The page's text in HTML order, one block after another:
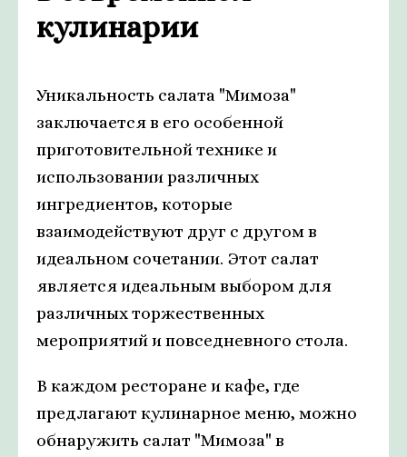
кулинарии
Уникальность салата "Мимоза"
заключается в его особенной
приготовительной технике и
использовании различных
ингредиентов, которые
взаимодействуют друг с другом в
идеальном сочетании. Этот салат
является идеальным выбором для
различных торжественных
мероприятий и повседневного стола.
В каждом ресторане и кафе, где
предлагают кулинарное меню, можно
обнаружить салат "Мимоза" в